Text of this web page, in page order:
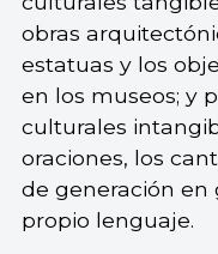
obras
estatuas y los
en los museos; y
culturales
oraciones, los
de generación en
propio lenguaje.